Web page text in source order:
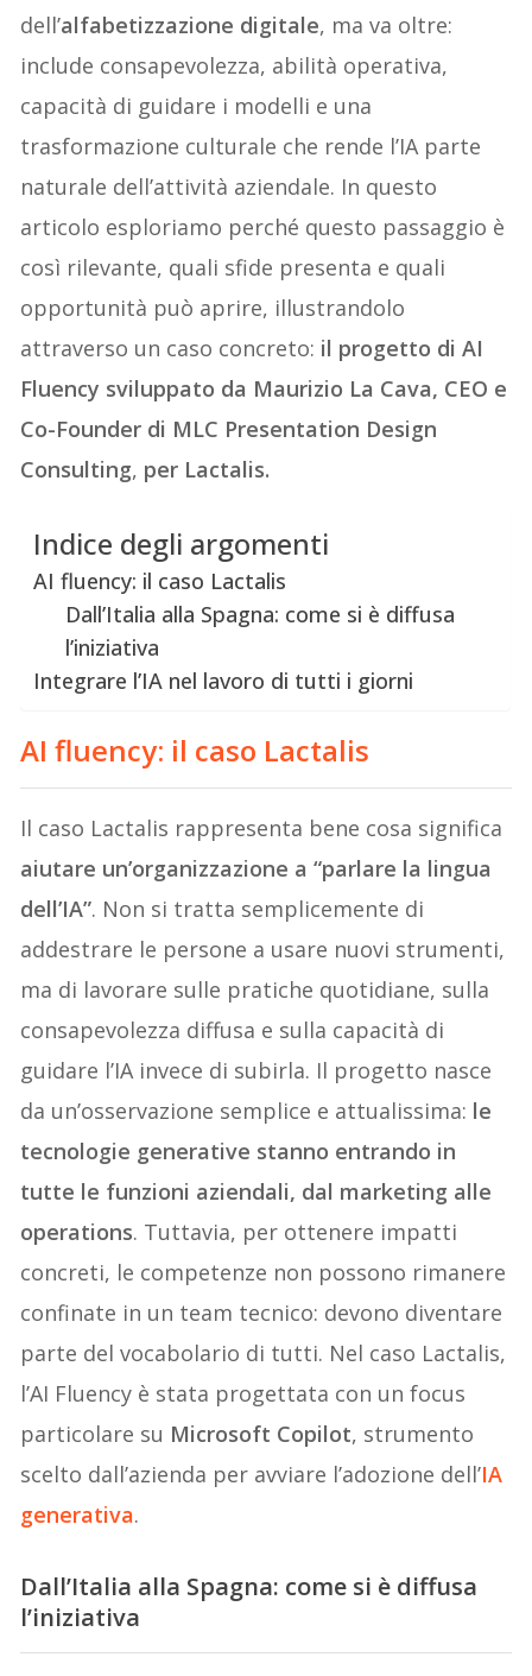
dell’alfabetizzazione digitale, ma va oltre:
include consapevolezza, abilità operativa,
capacità di guidare i modelli e una
trasformazione culturale che rende l’IA parte
naturale dell’attività aziendale. In questo
articolo esploriamo perché questo passaggio è
così rilevante, quali sfide presenta e quali
opportunità può aprire, illustrandolo
attraverso un caso concreto: il progetto di AI
Fluency sviluppato da Maurizio La Cava, CEO e
Co-Founder di MLC Presentation Design
Consulting, per Lactalis.
Indice degli argomenti
AI fluency: il caso Lactalis
Dall’Italia alla Spagna: come si è diffusa
l’iniziativa
Integrare l’IA nel lavoro di tutti i giorni
AI fluency: il caso Lactalis
Il caso Lactalis rappresenta bene cosa significa
aiutare un’organizzazione a “parlare la lingua
dell’IA”. Non si tratta semplicemente di
addestrare le persone a usare nuovi strumenti,
ma di lavorare sulle pratiche quotidiane, sulla
consapevolezza diffusa e sulla capacità di
guidare l’IA invece di subirla. Il progetto nasce
da un’osservazione semplice e attualissima: le
tecnologie generative stanno entrando in
tutte le funzioni aziendali, dal marketing alle
operations. Tuttavia, per ottenere impatti
concreti, le competenze non possono rimanere
confinate in un team tecnico: devono diventare
parte del vocabolario di tutti. Nel caso Lactalis,
l’AI Fluency è stata progettata con un focus
particolare su Microsoft Copilot, strumento
scelto dall’azienda per avviare l’adozione dell’IA
generativa.
Dall’Italia alla Spagna: come si è diffusa
l’iniziativa